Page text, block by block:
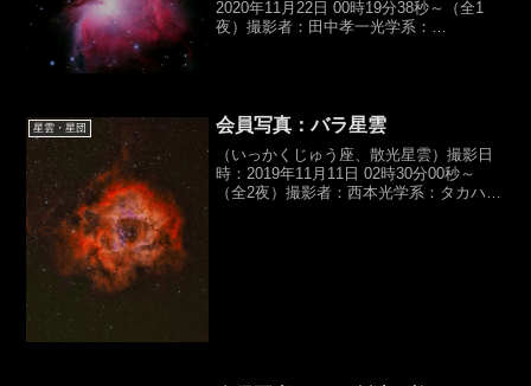
2020年11月22日 00時19分38秒～（全1
夜）撮影者：田中孝一光学系：
星雲・星団 会員写真：バラ星雲
（いっかくじゅう座、散光星雲）撮影日
時：2019年11月11日 02時30分00秒～
（全2夜）撮影者：西本光学系：タカハ